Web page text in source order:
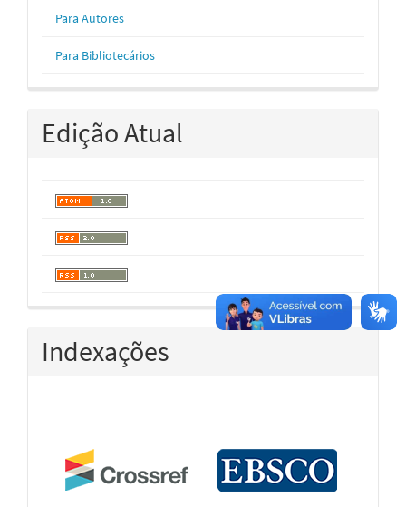
Para Autores
Para Bibliotecários
Edição Atual
Indexações